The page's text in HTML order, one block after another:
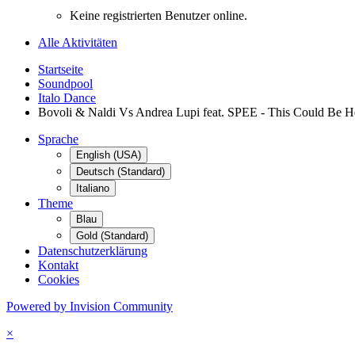
Keine registrierten Benutzer online.
Alle Aktivitäten
Startseite
Soundpool
Italo Dance
Bovoli & Naldi Vs Andrea Lupi feat. SPEE - This Could Be
Sprache
English (USA)
Deutsch (Standard)
Italiano
Theme
Blau
Gold (Standard)
Datenschutzerklärung
Kontakt
Cookies
Powered by Invision Community
×